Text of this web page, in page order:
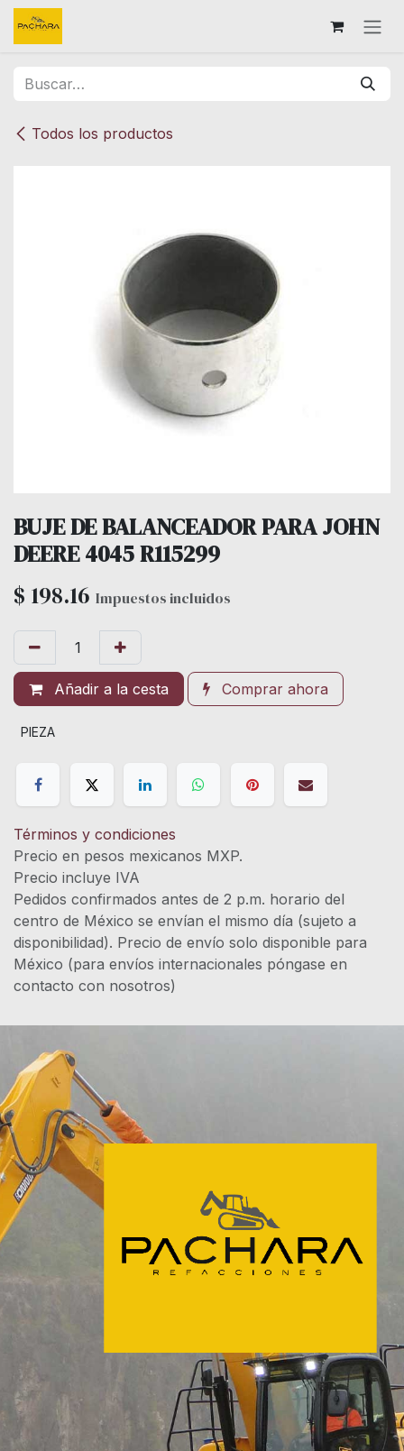
Ir al contenido
Todos los productos
BUJE DE BALANCEADOR PARA JOHN
DEERE 4045 R115299
$ 198.16 Impuestos incluidos
Añadir a la cesta Comprar ahora
PIEZA
Términos y condiciones
Precio en pesos mexicanos MXP.
Precio incluye IVA
Pedidos confirmados antes de 2 p.m. horario del
centro de México se envían el mismo día (sujeto a
disponibilidad). Precio de envío solo disponible para
México (para envíos internacionales póngase en
contacto con nosotros)